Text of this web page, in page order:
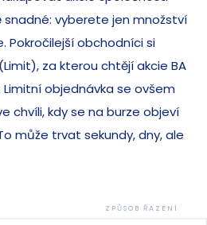
snadné: vyberete jen množství
Pokročilejší obchodníci si
za kterou chtějí akcie BA
objednávka se ovšem
chvíli, kdy se na burze objeví
může trvat sekundy, dny, ale
ZPŮSOB ŘAZENÍ